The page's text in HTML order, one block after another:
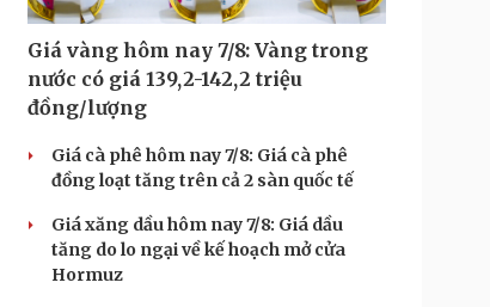
Giá vàng hôm nay 7/8: Vàng trong
nước có giá 139,2-142,2 triệu
đồng/lượng
Giá cà phê hôm nay 7/8: Giá cà phê
đồng loạt tăng trên cả 2 sàn quốc tế
Giá xăng dầu hôm nay 7/8: Giá dầu
tăng do lo ngại về kế hoạch mở cửa
Hormuz